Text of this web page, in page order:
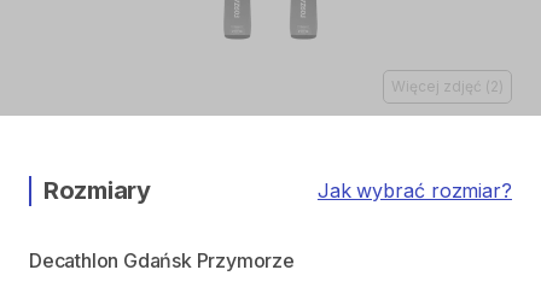
Więcej zdjęć (2 )
Rozmiary Jak wybrać rozmiar?
Decathlon Gdańsk Przymorze